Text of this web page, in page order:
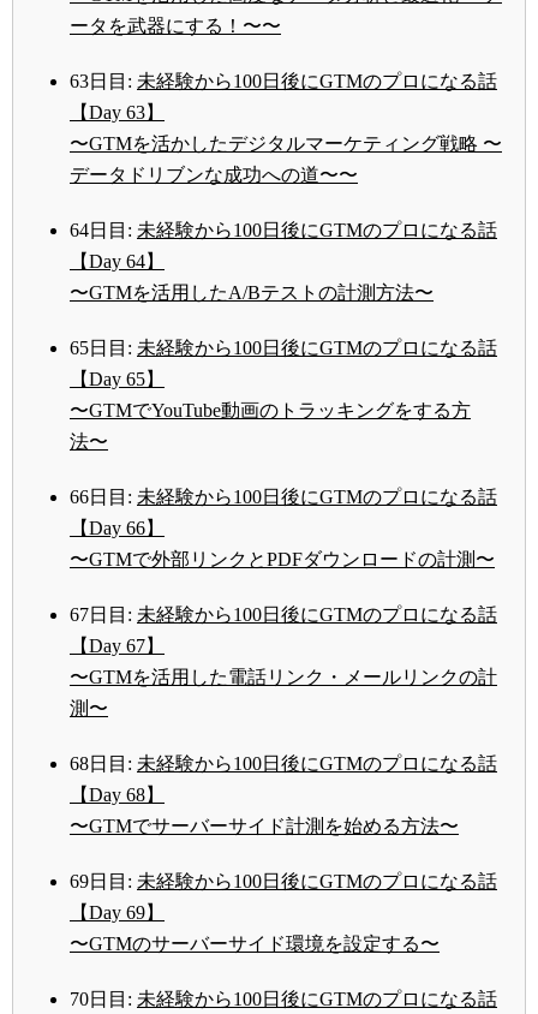
ータを武器にする！〜〜
63日目: 未経験から100日後にGTMのプロになる話
【Day 63】
〜GTMを活かしたデジタルマーケティング戦略 〜
データドリブンな成功への道〜〜
64日目: 未経験から100日後にGTMのプロになる話
【Day 64】
〜GTMを活用したA/Bテストの計測方法〜
65日目: 未経験から100日後にGTMのプロになる話
【Day 65】
〜GTMでYouTube動画のトラッキングをする方
法〜
66日目: 未経験から100日後にGTMのプロになる話
【Day 66】
〜GTMで外部リンクとPDFダウンロードの計測〜
67日目: 未経験から100日後にGTMのプロになる話
【Day 67】
〜GTMを活用した電話リンク・メールリンクの計
測〜
68日目: 未経験から100日後にGTMのプロになる話
【Day 68】
〜GTMでサーバーサイド計測を始める方法〜
69日目: 未経験から100日後にGTMのプロになる話
【Day 69】
〜GTMのサーバーサイド環境を設定する〜
70日目: 未経験から100日後にGTMのプロになる話